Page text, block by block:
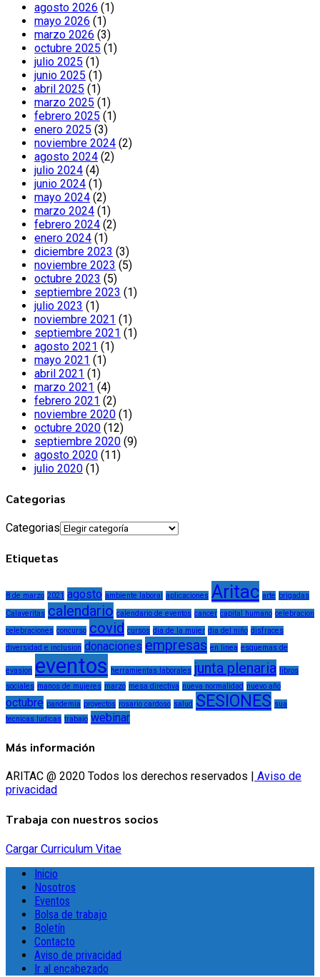
agosto 2026 (1)
mayo 2026 (1)
marzo 2026 (3)
octubre 2025 (1)
julio 2025 (1)
junio 2025 (1)
abril 2025 (1)
marzo 2025 (1)
febrero 2025 (1)
enero 2025 (3)
noviembre 2024 (2)
agosto 2024 (2)
julio 2024 (4)
junio 2024 (1)
mayo 2024 (2)
marzo 2024 (1)
febrero 2024 (2)
enero 2024 (1)
diciembre 2023 (3)
noviembre 2023 (5)
octubre 2023 (5)
septiembre 2023 (1)
julio 2023 (1)
noviembre 2021 (1)
septiembre 2021 (1)
agosto 2021 (1)
mayo 2021 (1)
abril 2021 (1)
marzo 2021 (4)
febrero 2021 (2)
noviembre 2020 (1)
octubre 2020 (12)
septiembre 2020 (9)
agosto 2020 (11)
julio 2020 (1)
Categorias
Categorias
Etiquetas
8 de marzo 2021 agosto ambiente laboral aplicaciones Aritac arte brigadas
Calaveritas calendario calendario de eventos cancer capital humano celebracion
celebraciones concurso covid cursos dia de la mujer dia del niño disfraces
diversidad e inclusion donaciones empresas en linea esquemas de
evasion eventos herramientas laborales junta plenaria libros
sociales manos de mujeres marzo mesa directiva nueva normalidad nuevo año
octubre pandemia proyectos rosario cardoso salud SESIONES sua
tecnicas ludicas trabajo webinar
Más información
ARITAC @ 2020 Todos los derechos reservados | Aviso de
privacidad
Trabaja con nuestros socios
Cargar Curriculum Vitae
Inicio
Nosotros
Eventos
Bolsa de trabajo
Boletín
Contacto
Aviso de privacidad
Ir al encabezado